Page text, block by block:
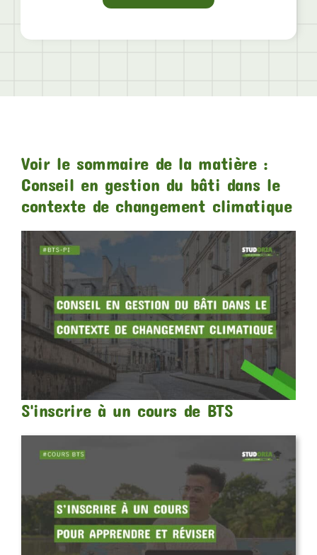
Voir le sommaire de la matière :
Conseil en gestion du bâti dans le
contexte de changement climatique
S'inscrire à un cours de BTS